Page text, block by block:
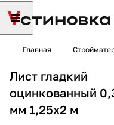
Главная
Лист гладкий
оцинкованный
мм 1,25х2 м